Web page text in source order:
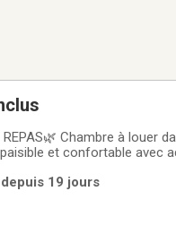
REPAS🌿 Chambre à
et confortable avec
19 jours